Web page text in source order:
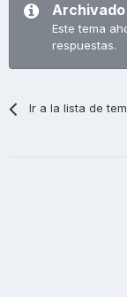
Archivado
Este tema
respuestas.
Ir a la lista de